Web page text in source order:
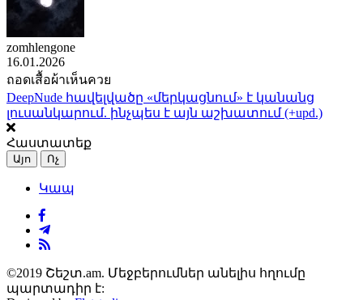
zomhlengone
16.01.2026
ถอดเสื้อผ้าเห็นควย
DeepNude հավելվածը «մերկացնում» է կանանց
լուսանկարում. ինչպես է այն աշխատում (+upd.)
Հաստատեք
Այո Ոչ
Կապ
©2019 Շեշտ.am. Մեջբերումներ անելիս հղումը
պարտադիր է: